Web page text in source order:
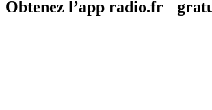
Obtenez l’app radio.fr